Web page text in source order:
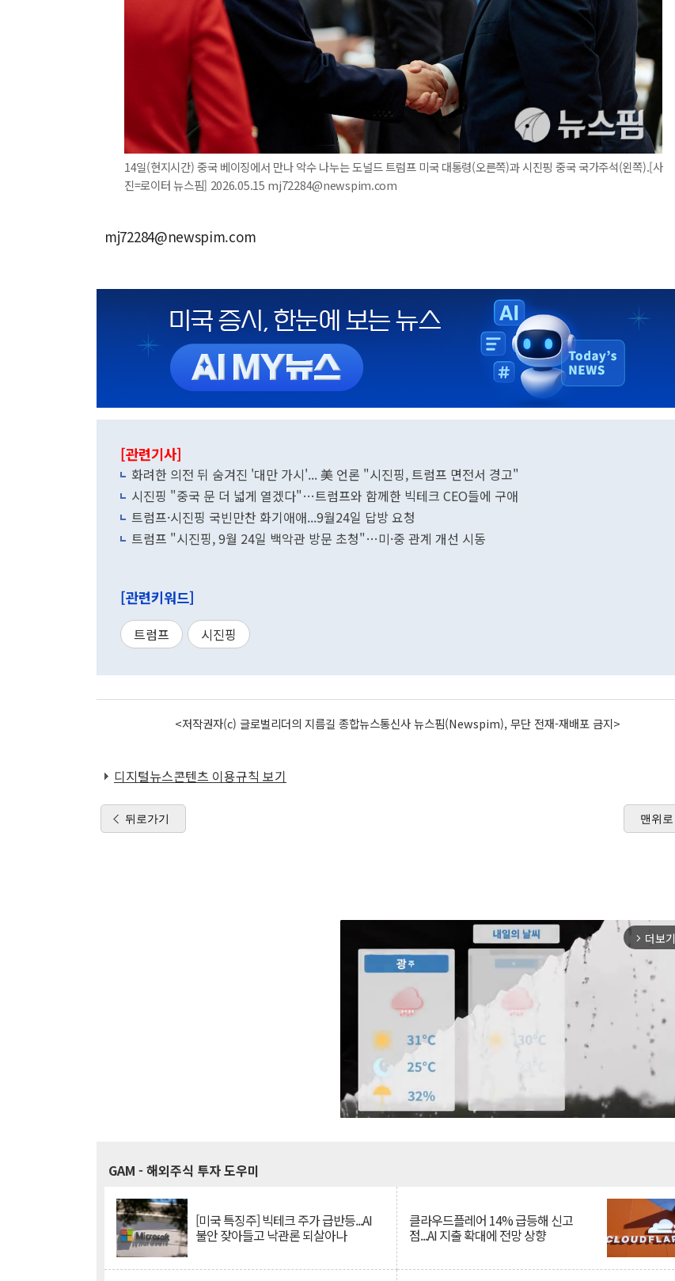
14일(현지시간) 중국 베이징에서 만나 악수 나누는 도널드 트럼프 미국 대통령(오른쪽)과 시진핑 중국 국가주석(왼쪽).[사
진=로이터 뉴스핌] 2026.05.15 mj72284@newspim.com
mj72284@newspim.com
[관련기사]
화려한 의전 뒤 숨겨진 '대만 가시'... 美 언론 "시진핑, 트럼프 면전서 경고"
시진핑 "중국 문 더 넓게 열겠다"…트럼프와 함께한 빅테크 CEO들에 구애
트럼프·시진핑 국빈만찬 화기애애...9월24일 답방 요청
트럼프 "시진핑, 9월 24일 백악관 방문 초청"…미·중 관계 개선 시동
[관련키워드]
트럼프 시진핑
<저작권자(c) 글로벌리더의 지름길 종합뉴스통신사 뉴스핌(Newspim), 무단 전재-재배포 금지>
디지털뉴스콘텐츠 이용규칙 보기
뒤로가기 맨위로
arrow_forward_ios 더보기
GAM - 해외주식 투자 도우미
[미국 특징주] 빅테크 주가 급반등...AI
불안 잦아들고 낙관론 되살아나
클라우드플레어 14% 급등해 신고
점...AI 지출 확대에 전망 상향